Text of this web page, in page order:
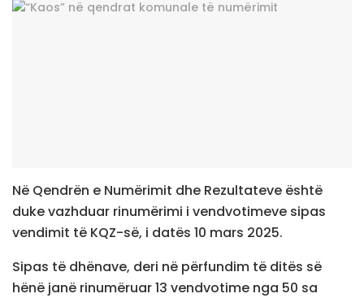
Në Qendrën e Numërimit dhe Rezultateve është
duke vazhduar rinumërimi i vendvotimeve sipas
vendimit të KQZ-së, i datës 10 mars 2025.
Sipas të dhënave, deri në përfundim të ditës së
hënë janë rinumëruar 13 vendvotime nga 50 sa